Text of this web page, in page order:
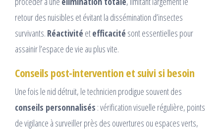
retour des nuisibles et évitant la dissémination d’insectes
survivants. Réactivité etefficacité sont essentielles pour
assainir l’espace de vie au plus vite.
Conseils post-intervention et suivi si besoin
Une fois le nid détruit, le technicien prodigue souvent des
conseils personnalisés : vérification visuelle régulière, points
de vigilance à surveiller près des ouvertures ou espaces verts,